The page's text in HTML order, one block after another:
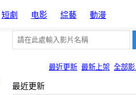
短劇 电影 綜藝 動漫
最近更新 最新上架 全部影
最近更新